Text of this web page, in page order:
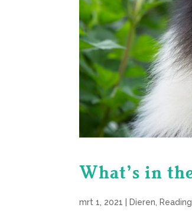
What’s in
mrt 1, 2021 |Dieren ,Reading